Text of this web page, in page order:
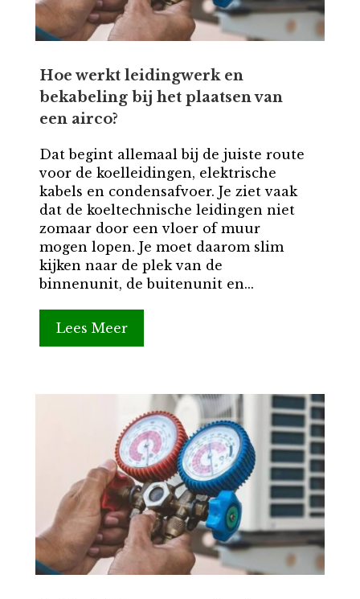
Hoe werkt leidingwerk en
bekabeling bij het plaatsen van
een airco?
Dat begint allemaal bij de juiste route
voor de koelleidingen, elektrische
kabels en condensafvoer. Je ziet vaak
dat de koeltechnische leidingen niet
zomaar door een vloer of muur
mogen lopen. Je moet daarom slim
kijken naar de plek van de
binnenunit, de buitenunit en...
Lees Meer